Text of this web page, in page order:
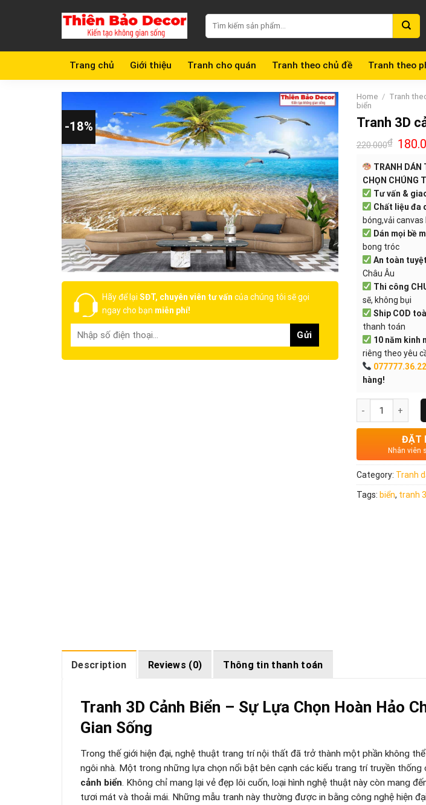
dung
Search
for:
Trang chủ Giới thiệu Tranh cho quán Tranh theo chủ đề Tranh theo
-18%
Hãy để lại SĐT, chuyên viên tư vấn của chúng tôi sẽ gọi
ngay cho bạn miễn phí!
Home / Tranh
biển
Tranh 3D
220.000₫
TRANH DÁN
CHỌN CHÚNG
Tư vấn &
Chất liệu đa
bóng,vải canvas
Dán mọi bề
bong tróc
An toàn
Châu Âu
Thi công
sẽ, không bụi
Ship COD
thanh toán
10 năm kinh
riêng theo yêu
077777.36.22
hàng!
ĐẶT
Nhân viên
Category: Tranh
Tags: biển, tranh
Description Reviews (0) Thông tin thanh toán
Tranh 3D Cảnh Biển – Sự Lựa Chọn Hoàn Hảo
Gian Sống
Trong thế giới hiện đại, nghệ thuật trang trí nội thất đã trở thành một phần không
ngôi nhà. Một trong những lựa chọn nổi bật bên cạnh các kiểu trang trí truyền thống
cảnh biển. Không chỉ mang lại vẻ đẹp lôi cuốn, loại hình nghệ thuật này còn mang
tươi mát và thoải mái. Những mẫu tranh này thường được in bằng công nghệ hiện